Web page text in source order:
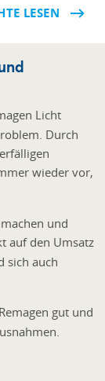
LESEN
Licht
Durch
wieder vor,
und
auf den Umsatz
sich auch
gut und